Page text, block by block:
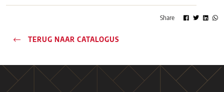
Share
TERUG NAAR CATALOGUS